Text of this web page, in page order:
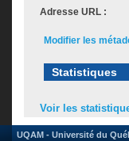
Adresse URL :
Modifier les
Statistiques
Voir les
UQAM - Université du